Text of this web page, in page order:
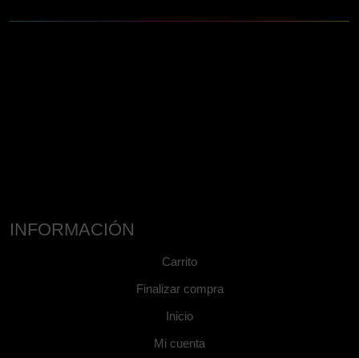
INFORMACIÓN
Carrito
Finalizar compra
Inicio
Mi cuenta